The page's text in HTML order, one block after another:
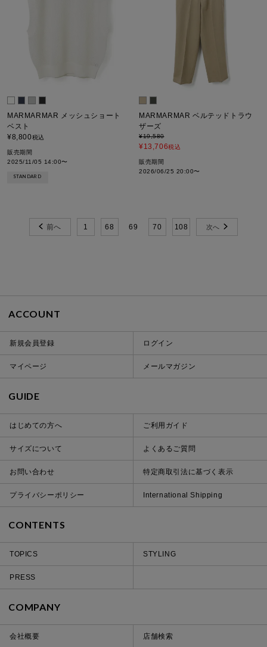
MARMARMAR メッシュショート
ベスト
¥8,800税込
販売期間
2025/11/05 14:00〜
STANDARD
MARMARMAR ベルテッドトラウ
ザーズ
¥19,580
¥13,706税込
販売期間
2026/06/25 20:00〜
1 68 69 70 108
ACCOUNT
新規会員登録 ログイン
マイページ メールマガジン
GUIDE
はじめての方へ ご利用ガイド
サイズについて よくあるご質問
お問い合わせ 特定商取引法に基づく表示
プライバシーポリシー International Shipping
CONTENTS
TOPICS STYLING
PRESS
COMPANY
会社概要 店舗検索